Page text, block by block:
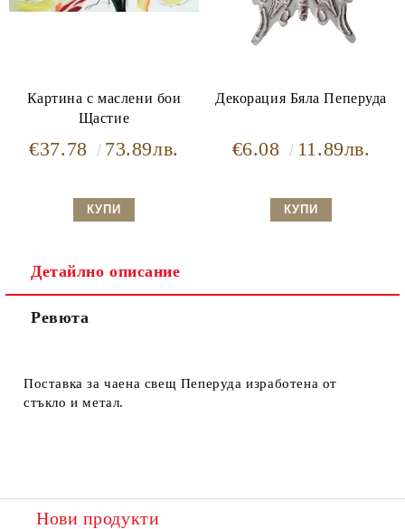
Картина с маслени бои
Щастие
€37.78 73.89лв.
Декорация Бяла Пеперуда
€6.08 11.89лв.
Детайлно описание
Ревюта
Поставка за чаена свещ Пеперуда изработена от
стъкло и метал.
Нови продукти